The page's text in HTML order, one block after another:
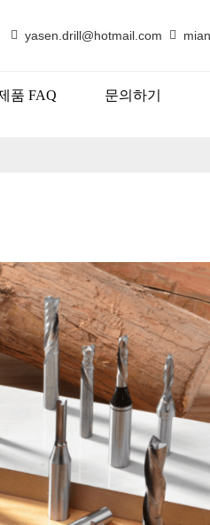
yasen.drill@hotmail.com
품 FAQ 문의하기